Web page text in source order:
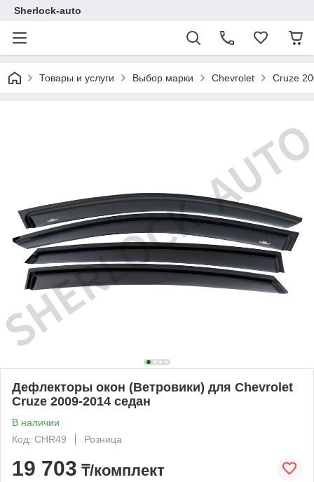
Sherlock-auto
Товары и услуги Выбор марки Chevrolet Cruze
Дефлекторы окон (Ветровики) для Chevrolet
Cruze 2009-2014 седан
В наличии
Код: CHR49
Розница
19 703 ₸/комплект